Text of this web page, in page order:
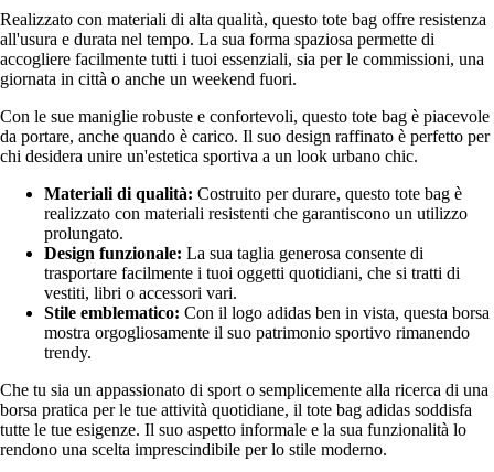
Realizzato con materiali di alta qualità, questo tote bag offre resistenza
all'usura e durata nel tempo. La sua forma spaziosa permette di
accogliere facilmente tutti i tuoi essenziali, sia per le commissioni, una
giornata in città o anche un weekend fuori.
Con le sue maniglie robuste e confortevoli, questo tote bag è piacevole
da portare, anche quando è carico. Il suo design raffinato è perfetto per
chi desidera unire un'estetica sportiva a un look urbano chic.
Materiali di qualità: Costruito per durare, questo tote bag è
realizzato con materiali resistenti che garantiscono un utilizzo
prolungato.
Design funzionale: La sua taglia generosa consente di
trasportare facilmente i tuoi oggetti quotidiani, che si tratti di
vestiti, libri o accessori vari.
Stile emblematico: Con il logo adidas ben in vista, questa borsa
mostra orgogliosamente il suo patrimonio sportivo rimanendo
trendy.
Che tu sia un appassionato di sport o semplicemente alla ricerca di una
borsa pratica per le tue attività quotidiane, il tote bag adidas soddisfa
tutte le tue esigenze. Il suo aspetto informale e la sua funzionalità lo
rendono una scelta imprescindibile per lo stile moderno.